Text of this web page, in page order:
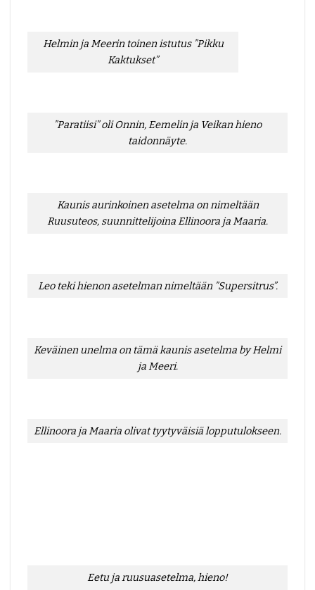
Helmin ja Meerin toinen istutus ”Pikku
Kaktukset”
”Paratiisi” oli Onnin, Eemelin ja Veikan hieno
taidonnäyte.
Kaunis aurinkoinen asetelma on nimeltään
Ruusuteos, suunnittelijoina Ellinoora ja Maaria.
Leo teki hienon asetelman nimeltään ”Supersitrus”.
Keväinen unelma on tämä kaunis asetelma by Helmi
ja Meeri.
Ellinoora ja Maaria olivat tyytyväisiä lopputulokseen.
Eetu ja ruusuasetelma, hieno!